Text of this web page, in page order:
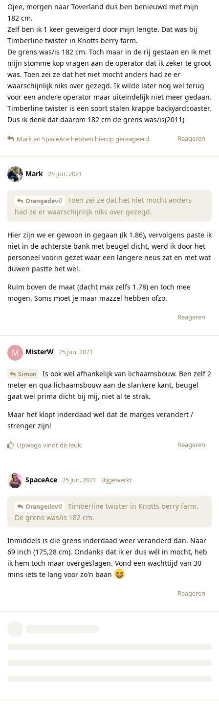
Ojee, morgen naar Toverland dus ben benieuwd met mijn
182 cm.
Zelf ben ik 1 keer geweigerd door mijn lengte. Dat was bij
Timberline twister in Knotts berry farm.
De grens was/is 182 cm. Toch maar in de rij gestaan en ik met
mijn stomme kop vragen aan de operator dat ik zeker te groot
was. Toen zei ze dat het niet mocht anders had ze er
waarschijnlijk niks over gezegd. Ik wilde later nog wel terug
voor een andere operator maar uiteindelijk niet meer gedaan.
Timberline twister is een soort stalen krappe backyardcoaster.
Dus ik denk dat daarom 182 cm de grens was/is(2011)
Reageren
Marken SpaceAce hebben hierop gereageerd.
Mark 25 jun. 2021
Orangedevil
Toen zei ze dat het niet mocht anders
had ze er waarschijnlijk niks over gezegd.
Hier zijn we er gewoon in gegaan (ik 1.86), vervolgens paste ik
niet in de achterste bank met beugel dicht, werd ik door het
personeel voorin gezet waar een langere neus zat en met wat
duwen pastte het wel.
Ruim boven de maat (dacht max zelfs 1.78) en toch mee
mogen. Soms moet je maar mazzel hebben ofzo.
Reageren
M MisterW 25 jun. 2021
Simon
Is ook wel afhankelijk van lichaamsbouw. Ben zelf 2
meter en qua lichaamsbouw aan de slankere kant, beugel
gaat wel prima dicht bij mij, niet al te strak.
Maar het klopt inderdaad wel dat de marges verandert /
strenger zijn!
Reageren
Upwego vindt dit leuk.
SpaceAce 25 jun. 2021 Bijgewerkt
Orangedevil
Timberline twister in Knotts berry farm.
De grens was/is 182 cm.
Inmiddels is die grens inderdaad weer veranderd dan. Naar
69 inch (175,28 cm). Ondanks dat ik er dus wél in mocht, heb
ik hem toch maar overgeslagen. Vond een wachttijd van 30
mins iets te lang voor zo'n baan
Reageren